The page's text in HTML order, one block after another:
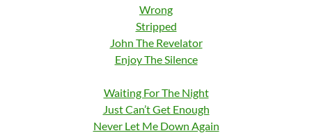
Wrong
Stripped
John The Revelator
Enjoy The Silence
Waiting For The Night
Just Can’t Get Enough
Never Let Me Down Again